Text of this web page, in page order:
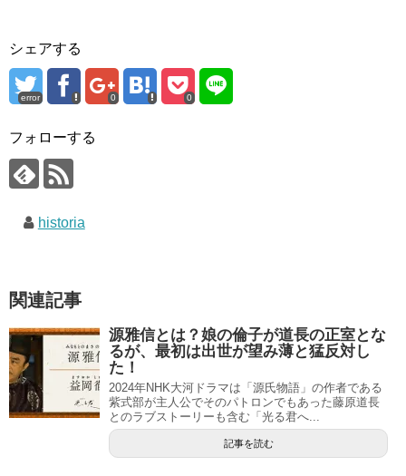
シェアする
error 0 0
フォローする
historia
関連記事
源雅信とは？娘の倫子が道長の正室とな
るが、最初は出世が望み薄と猛反対し
た！
2024年NHK大河ドラマは「源氏物語」の作者である
紫式部が主人公でそのパトロンでもあった藤原道長
とのラブストーリーも含む「光る君へ...
記事を読む